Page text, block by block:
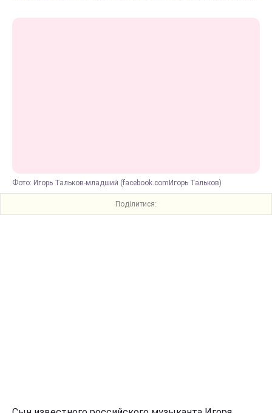
Фото: Игорь Тальков-младший (facebook.comИгорь Тальков)
Поділитися: